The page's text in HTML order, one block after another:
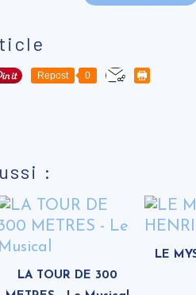
Repost 0
:
LA TOUR DE 300
LE